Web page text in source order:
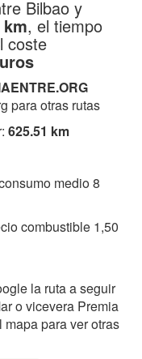
Bilbao y
km, el tiempo
coste
para otras rutas
625.51 km
medio 8
combustible 1,50
la ruta a seguir
o vicevera Premia
para ver otras